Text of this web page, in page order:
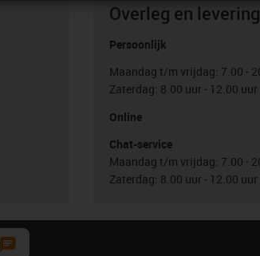
Overleg en levering
Persoonlijk
Maandag t/m vrijdag: 7.00 -
Zaterdag: 8.00 uur - 12.00 uur
Online
Chat-service
Maandag t/m vrijdag: 7.00 -
Zaterdag: 8.00 uur - 12.00 uur